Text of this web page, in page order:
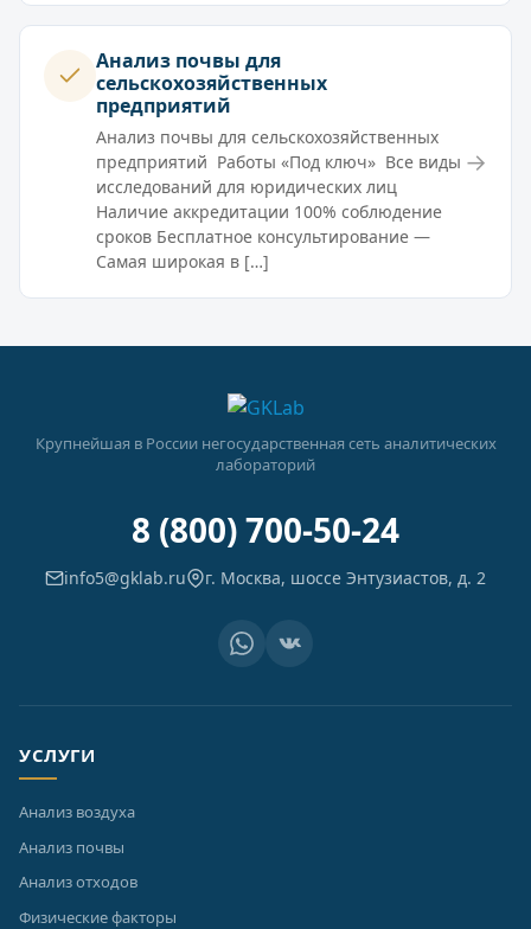
Анализ почвы для
сельскохозяйственных
предприятий
Анализ почвы для сельскохозяйственных
предприятий Работы «Под ключ» Все виды
исследований для юридических лиц
Наличие аккредитации 100% соблюдение
сроков Бесплатное консультирование —
Самая широкая в […]
→
Крупнейшая в России негосударственная сеть аналитических
лабораторий
8 (800) 700-50-24
info5@gklab.ru г. Москва, шоссе Энтузиастов, д. 2
УСЛУГИ
Анализ воздуха
Анализ почвы
Анализ отходов
Физические факторы